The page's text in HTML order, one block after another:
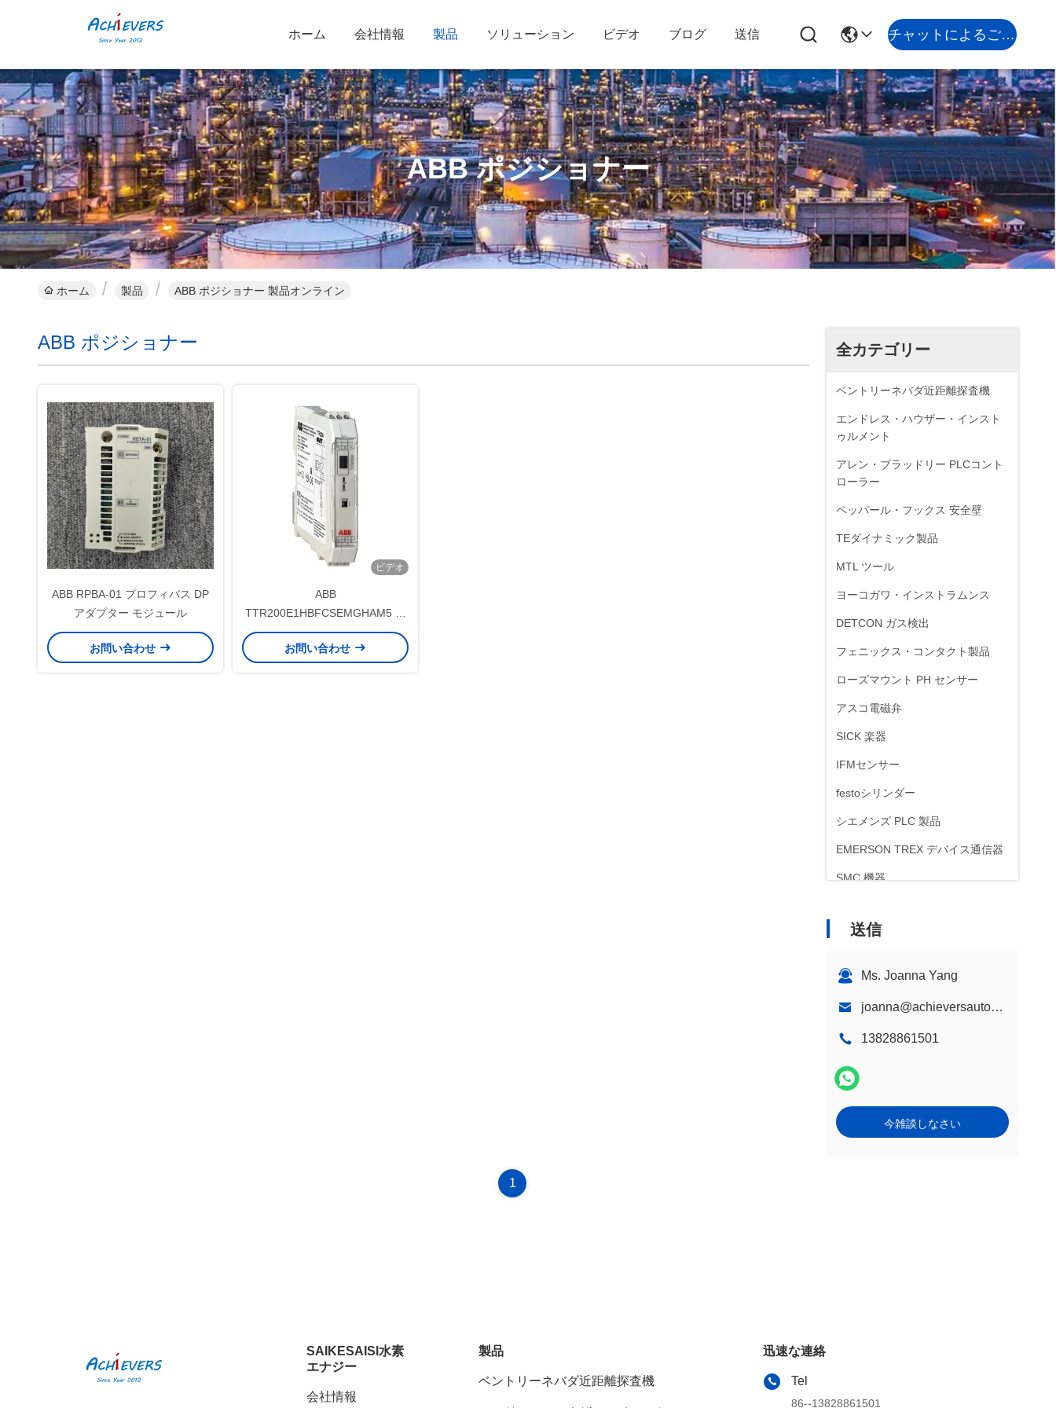
ホーム 会社情報 製品 ソリューション ビデオ ブログ 送信 チャットによるご相談
ABB ポジショナー
ホーム 製品 ABB ポジショナー 製品オンライン
全カテゴリー
ベントリーネバダ近距離探査機
エンドレス・ハウザー・インスト
ゥルメント
アレン・ブラッドリー PLCコント
ローラー
ペッパール・フックス 安全壁
TEダイナミック製品
MTL ツール
ヨーコガワ・インストラムンス
DETCON ガス検出
フェニックス・コンタクト製品
ローズマウント PH センサー
アスコ電磁弁
SICK 楽器
IFMセンサー
festoシリンダー
シエメンズ PLC 製品
EMERSON TREX デバイス通信器
SMC 機器
送信
Ms. Joanna Yang
joanna@achieversautomation.com
13828861501
今雑談しなさい
ABB ポジショナー
ABB RPBA-01 プロフィバス DP
アダプター モジュール
お問い合わせ
ビデオ
ABB
TTR200E1HBFCSEMGHAM5 圧
縮空気と通常開いている出力機能
のためのレールマウント温度伝達
お問い合わせ
1
SAIKESAISI水素
エナジー
会社情報
製品
ベントリーネバダ近距離探査機
迅速な連絡
Tel
86--13828861501